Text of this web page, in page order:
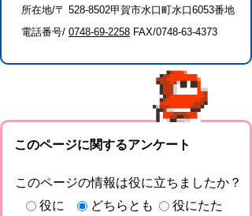
所在地/〒 528-8502甲賀市水口町水口6053番地
電話番号/ 0748-69-2258 FAX/0748-63-4373
このページに関するアンケート
このページの情報は役に立ちましたか？
役に
どちらとも
役にたた